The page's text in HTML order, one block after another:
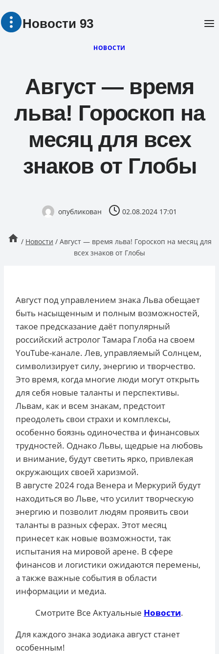
Перейти
Новости 93
НОВОСТИ
Август — время
льва! Гороскоп на
месяц для всех
знаков от Глобы
опубликован 02.08.2024 17:01
/ Новости / Август — время льва! Гороскоп на месяц для
всех знаков от Глобы
Август под управлением знака Льва обещает
быть насыщенным и полным возможностей,
такое предсказание даёт популярный
российский астролог Тамара Глоба на своем
YouTube-канале. Лев, управляемый Солнцем,
символизирует силу, энергию и творчество.
Это время, когда многие люди могут открыть
для себя новые таланты и перспективы.
Львам, как и всем знакам, предстоит
преодолеть свои страхи и комплексы,
особенно боязнь одиночества и финансовых
трудностей. Однако Львы, щедрые на любовь
и внимание, будут светить ярко, привлекая
окружающих своей харизмой.
В августе 2024 года Венера и Меркурий будут
находиться во Льве, что усилит творческую
энергию и позволит людям проявить свои
таланты в разных сферах. Этот месяц
принесет как новые возможности, так
испытания на мировой арене. В сфере
финансов и логистики ожидаются перемены,
а также важные события в области
информации и медиа.
Смотрите Все Актуальные Новости.
Для каждого знака зодиака август станет
особенным!